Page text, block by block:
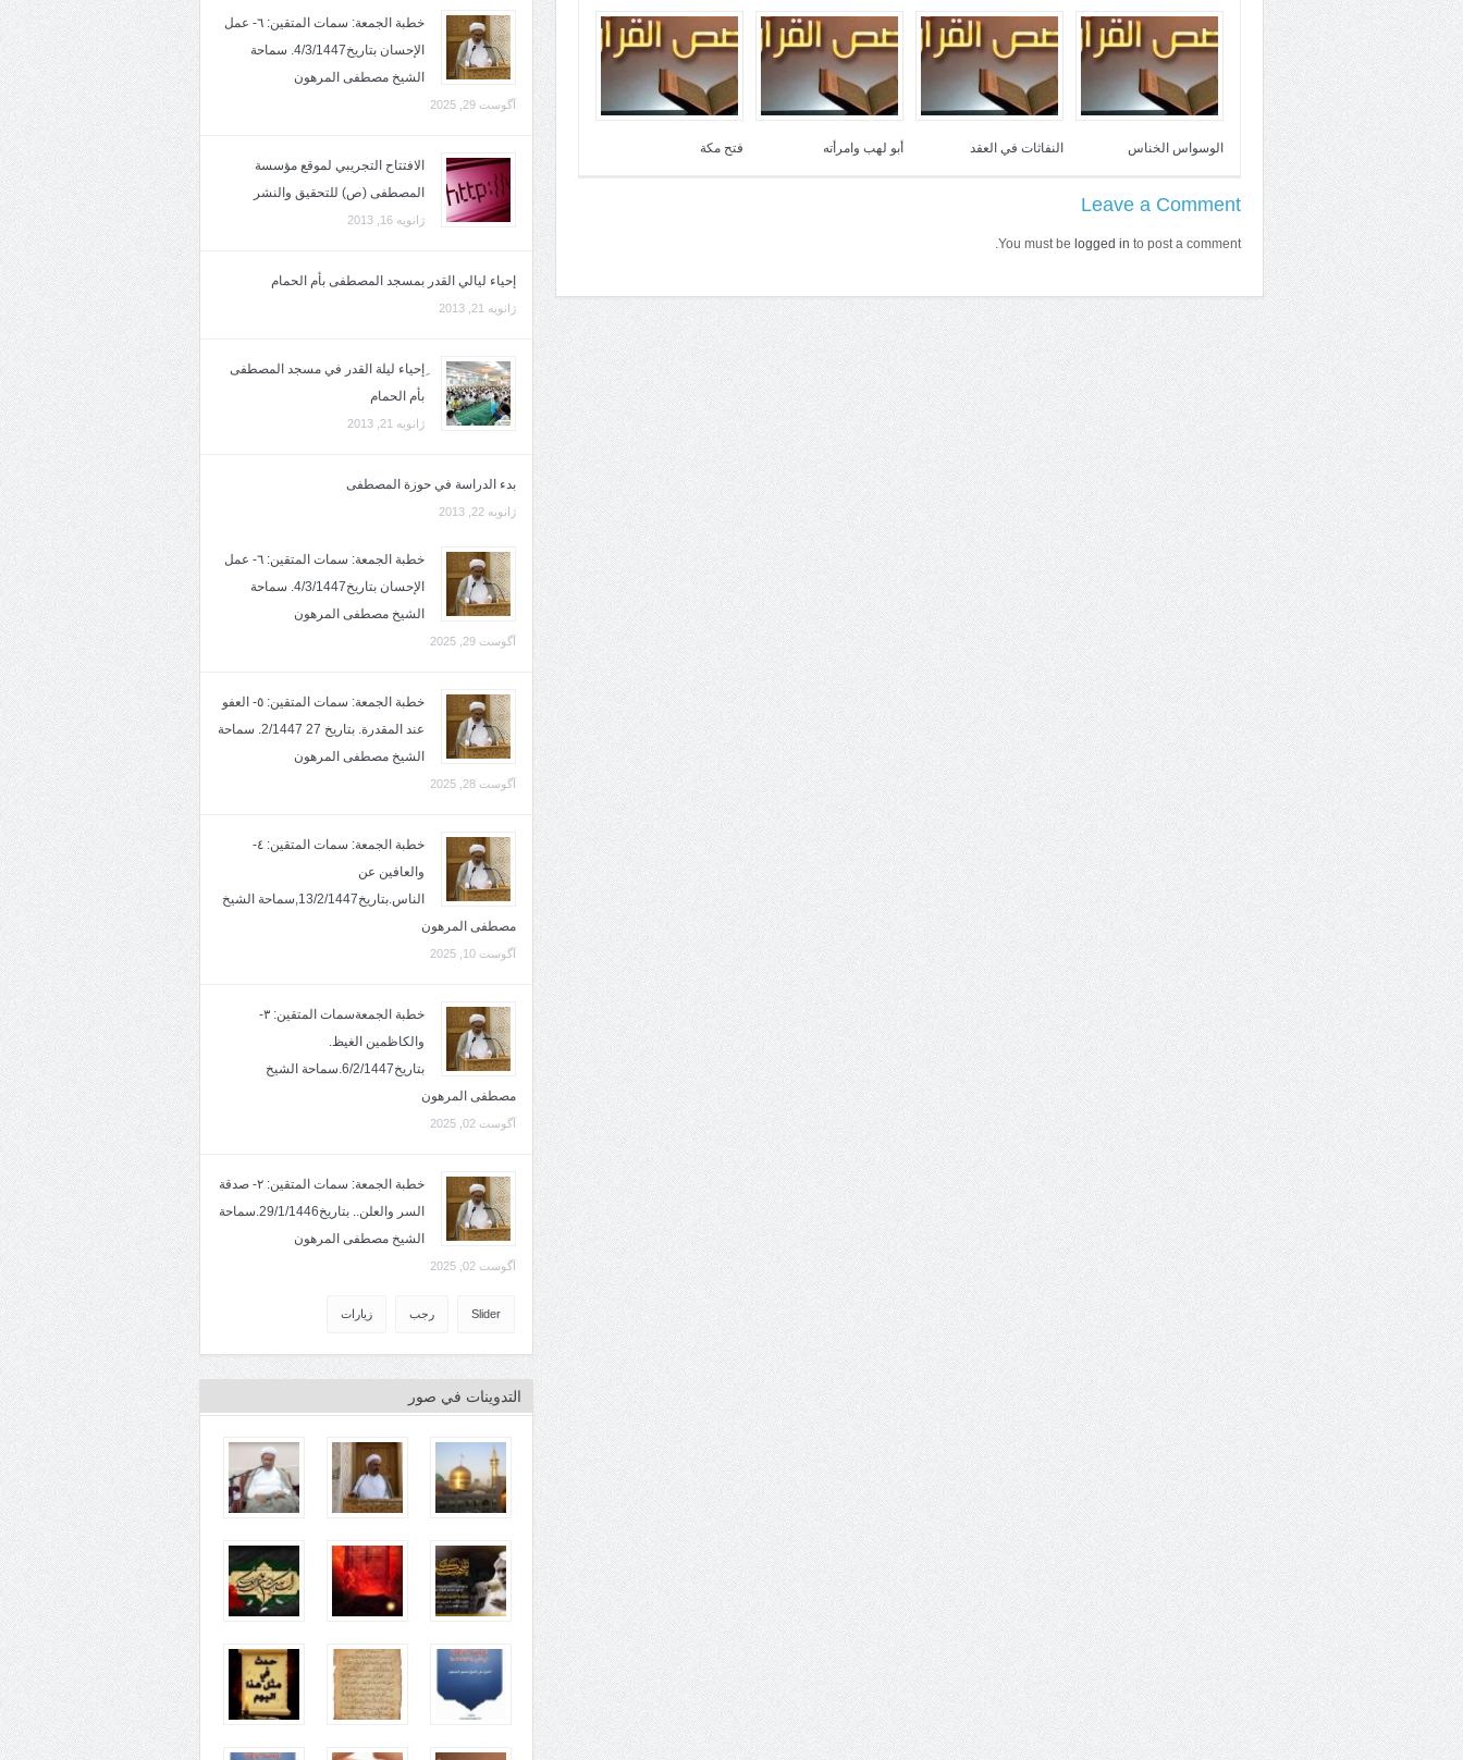
الوسواس الخناس النفاثات في العقد أبو لهب وامرأته فتح مكة
Leave a Comment
You must be logged in to post a comment.
خطبة الجمعة: سمات المتقين: ٦- عمل
الإحسان بتاريخ4/3/1447. سماحة
الشيخ مصطفى المرهون
آگوست 29, 2025
الافتتاح التجريبي لموقع مؤسسة
المصطفى (ص) للتحقيق والنشر
ژانویه 16, 2013
إحياء ليالي القدر بمسجد المصطفى بأم الحمام
ژانویه 21, 2013
ِإحياء ليلة القدر في مسجد المصطفى
بأم الحمام
ژانویه 21, 2013
بدء الدراسة في حوزة المصطفى
ژانویه 22, 2013
خطبة الجمعة: سمات المتقين: ٦- عمل
الإحسان بتاريخ4/3/1447. سماحة
الشيخ مصطفى المرهون
آگوست 29, 2025
خطبة الجمعة: سمات المتقين: ٥- العفو
عند المقدرة. بتاريخ 27 2/1447. سماحة
الشيخ مصطفى المرهون
آگوست 28, 2025
خطبة الجمعة: سمات المتقين: ٤-
والعافين عن
الناس.بتاريخ13/2/1447,سماحة الشيخ
مصطفى المرهون
آگوست 10, 2025
خطبة الجمعةسمات المتقين: ٣-
والكاظمين الغيظ.
بتاريخ6/2/1447.سماحة الشيخ
مصطفى المرهون
آگوست 02, 2025
خطبة الجمعة: سمات المتقين: ٢- صدقة
السر والعلن.. بتاريخ29/1/1446.سماحة
الشيخ مصطفى المرهون
آگوست 02, 2025
Slider رجب زيارات
التدوينات في صور